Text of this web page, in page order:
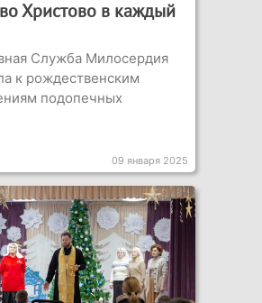
Христово в каждый
Служба Милосердия
к рождественским
подопечных
09 января 2025